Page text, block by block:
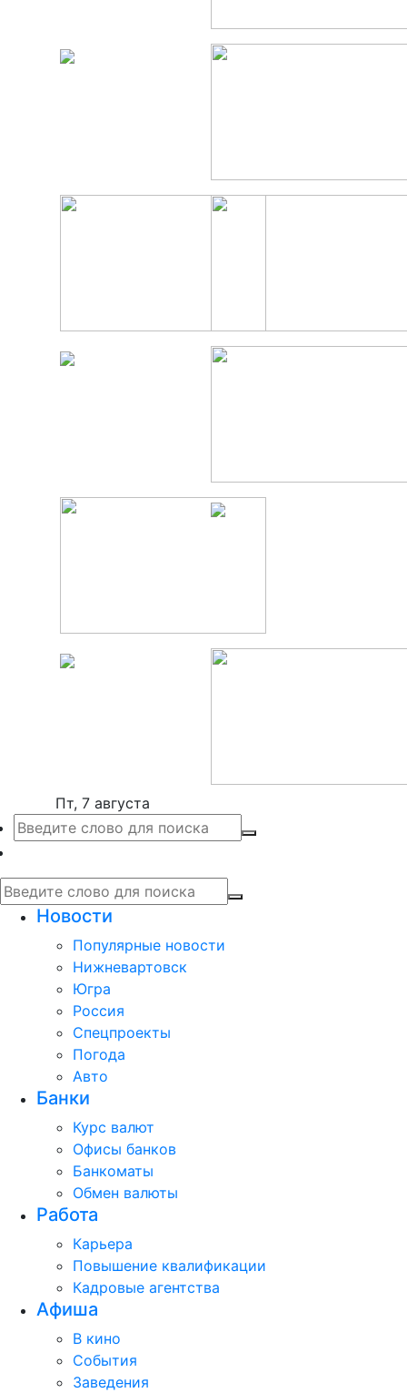
Пт, 7 августа
Новости
Популярные новости
Нижневартовск
Югра
Россия
Спецпроекты
Погода
Авто
Банки
Курс валют
Офисы банков
Банкоматы
Обмен валюты
Работа
Карьера
Повышение квалификации
Кадровые агентства
Афиша
В кино
События
Заведения